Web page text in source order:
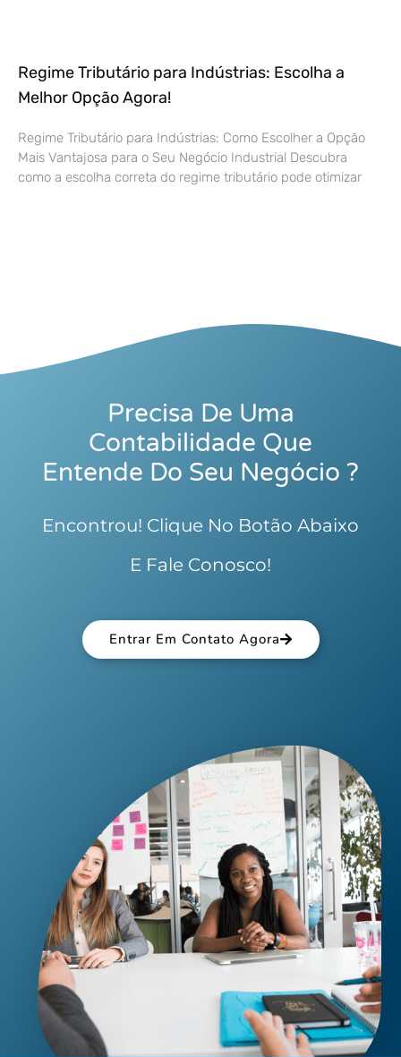
Regime Tributário para Indústrias: Escolha a
Melhor Opção Agora!
Regime Tributário para Indústrias: Como Escolher a Opção
Mais Vantajosa para o Seu Negócio Industrial Descubra
como a escolha correta do regime tributário pode otimizar
Precisa De Uma
Contabilidade Que
Entende Do Seu Negócio ?
Encontrou! Clique No Botão Abaixo
E Fale Conosco!
Entrar Em Contato Agora